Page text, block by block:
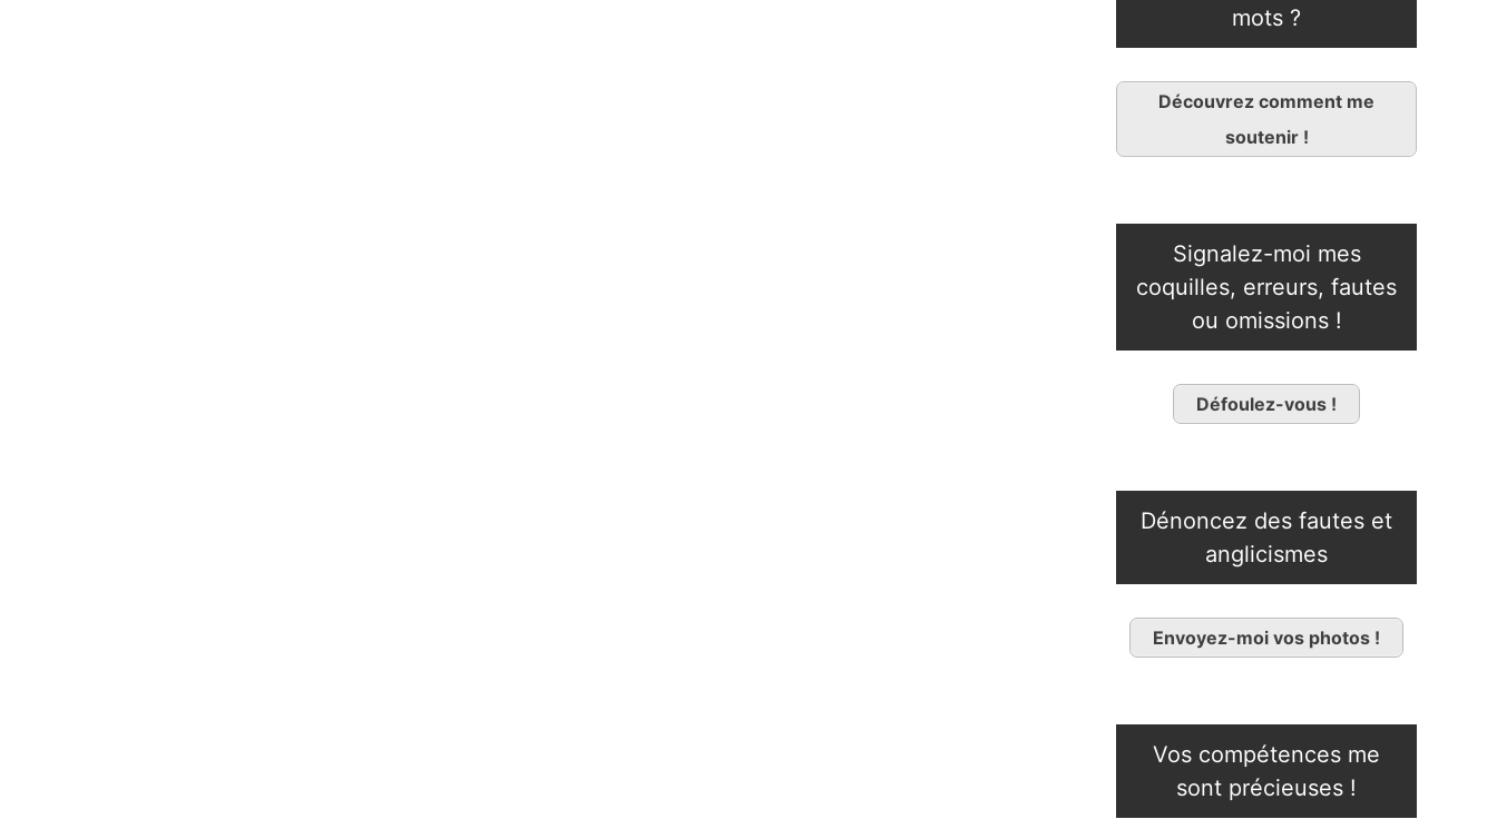
mots ?
Découvrez comment me
soutenir !
Signalez-moi mes
coquilles, erreurs, fautes
ou omissions !
Défoulez-vous !
Dénoncez des fautes et
anglicismes
Envoyez-moi vos photos !
Vos compétences me
sont précieuses !